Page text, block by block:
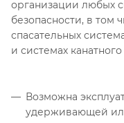
организации любых
безопасности, в том
спасательных
и системах канатного
Возможна
удерживающей